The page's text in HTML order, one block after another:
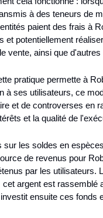
à des teneurs de
paient des frais à
et potentiellement
vente, ainsi que
pratique permette à
à ses utilisateurs, ce
et de controverses en
et la qualité de
sur les soldes en
de revenus pour
par les utilisateurs.
cet argent est rassemblé
ensuite ces fonds